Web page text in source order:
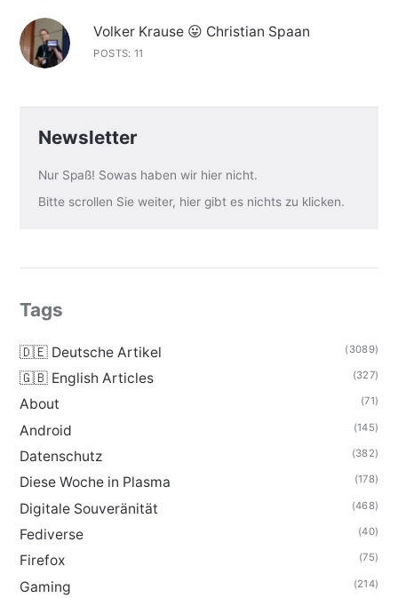
Volker Krause 😛 Christian Spaan
POSTS: 11
Newsletter
Nur Spaß! Sowas haben wir hier nicht.
Bitte scrollen Sie weiter, hier gibt es nichts zu klicken.
Tags
🇩🇪 Deutsche Artikel (3089)
🇬🇧 English Articles (327)
About (71)
Android (145)
Datenschutz (382)
Diese Woche in Plasma (178)
Digitale Souveränität (468)
Fediverse (40)
Firefox (75)
Gaming (214)